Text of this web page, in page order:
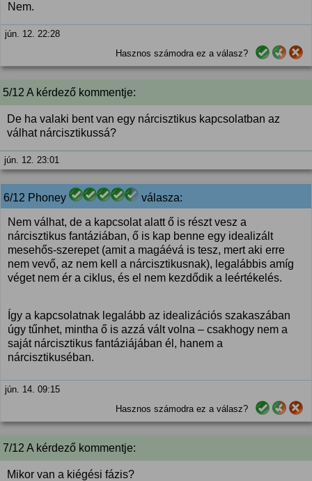
Nem.
jún. 12. 22:28
Hasznos számodra ez a válasz?
5/12 A kérdező kommentje:
De ha valaki bent van egy nárcisztikus kapcsolatban az
válhat nárcisztikussá?
jún. 12. 23:01
6/12 Phoney válasza:
Nem válhat, de a kapcsolat alatt ő is részt vesz a
nárcisztikus fantáziában, ő is kap benne egy idealizált
mesehős-szerepet (amit a magáévá is tesz, mert aki erre
nem vevő, az nem kell a nárcisztikusnak), legalábbis amíg
véget nem ér a ciklus, és el nem kezdődik a leértékelés.
Így a kapcsolatnak legalább az idealizációs szakaszában
úgy tűnhet, mintha ő is azzá vált volna – csakhogy nem a
saját nárcisztikus fantáziájában él, hanem a
nárcisztikuséban.
jún. 14. 09:15
Hasznos számodra ez a válasz?
7/12 A kérdező kommentje:
Mikor van a kiégési fázis?